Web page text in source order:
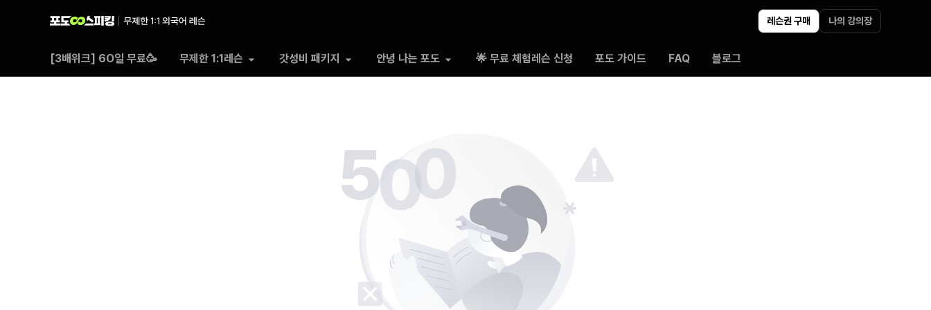
레슨권 구매 나의 강의장
[3배위크] 6O일 무료🥳 무제한 1:1레슨 갓성비 패키지 안녕 나는 포도 🌟 무료 체험레슨 신청 포도 가이드 FAQ 블로그